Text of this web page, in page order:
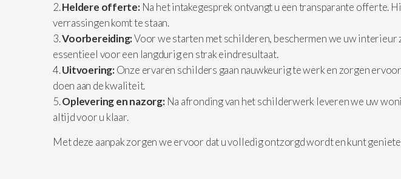
Heldere offerte:Na het intakegesprek ontvangt u een transparante offerte.
verrassingen komt te staan.
Voorbereiding:Voor we starten met schilderen, beschermen we uw
essentieel voor een langdurig en strak eindresultaat.
Uitvoering:Onze ervaren schilders gaan nauwkeurig te werk en zorgen
doen aan de kwaliteit.
Oplevering en nazorg:Na afronding van het schilderwerk leveren we uw
altijd voor u klaar.
Met deze aanpak zorgen we ervoor dat u volledig ontzorgd wordt en kunt